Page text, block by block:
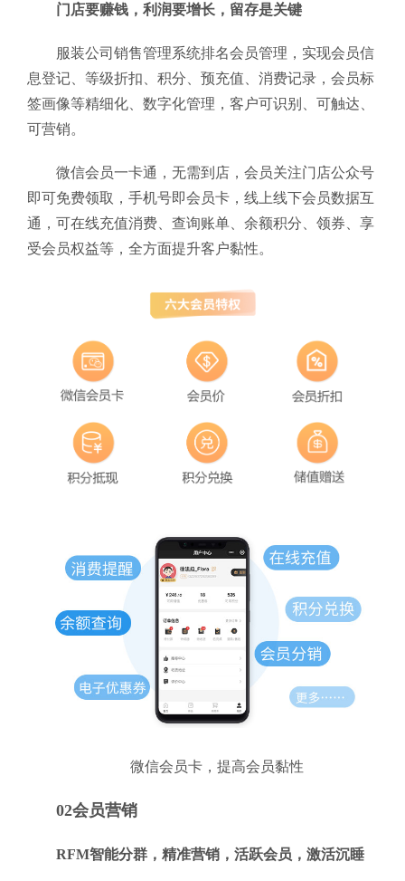
门店要赚钱，利润要增长，留存是关键
服装公司销售管理系统排名会员管理，实现会员信
息登记、等级折扣、积分、预充值、消费记录，会员标
签画像等精细化、数字化管理，客户可识别、可触达、
可营销。
微信会员一卡通，无需到店，会员关注门店公众号
即可免费领取，手机号即会员卡，线上线下会员数据互
通，可在线充值消费、查询账单、余额积分、领券、享
受会员权益等，全方面提升客户黏性。
微信会员卡，提高会员黏性
02会员营销
RFM智能分群，精准营销，活跃会员，激活沉睡